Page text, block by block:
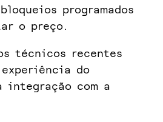
programados
o preço.
técnicos recentes
do
integração com a